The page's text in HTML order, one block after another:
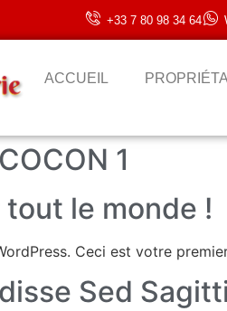
+33 7 80 98 34 64
ACCUEIL
1
tout le monde !
Ceci est votre
Sed